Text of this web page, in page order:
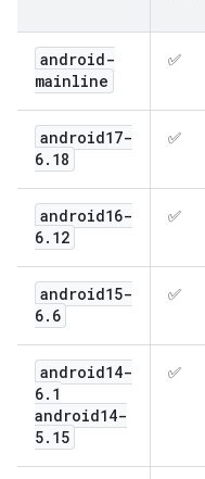
android-
mainline
✅
android17-
6. 18
✅
android16-
6. 12
✅
android15-
6. 6
✅
android14-
6. 1
android14-
5. 15
✅